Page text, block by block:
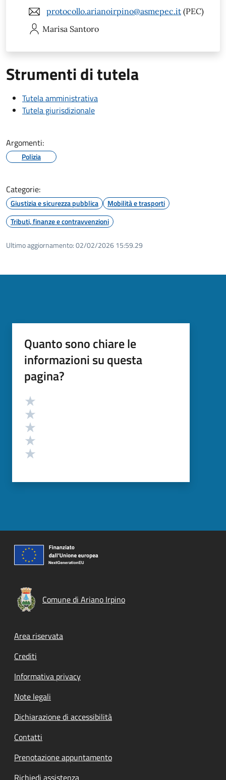
protocollo.arianoirpino@asmepec.it (PEC)
Marisa Santoro
Strumenti di tutela
Tutela amministrativa
Tutela giurisdizionale
Argomenti:
Polizia
Categorie:
Giustizia e sicurezza pubblica
Mobilità e trasporti
Tributi, finanze e contravvenzioni
Ultimo aggiornamento:02/02/2026 15:59.29
Quanto sono chiare le
informazioni su questa
pagina?
Valutazione
Comune di Ariano Irpino
Footer menu
Area riservata
Crediti
Informativa privacy
Note legali
Dichiarazione di accessibilità
Contatti
Prenotazione appuntamento
Richiedi assistenza